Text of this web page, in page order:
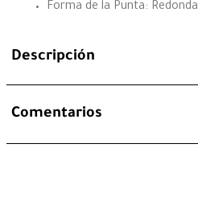
Forma de la Punta: Redonda
Descripción
Comentarios